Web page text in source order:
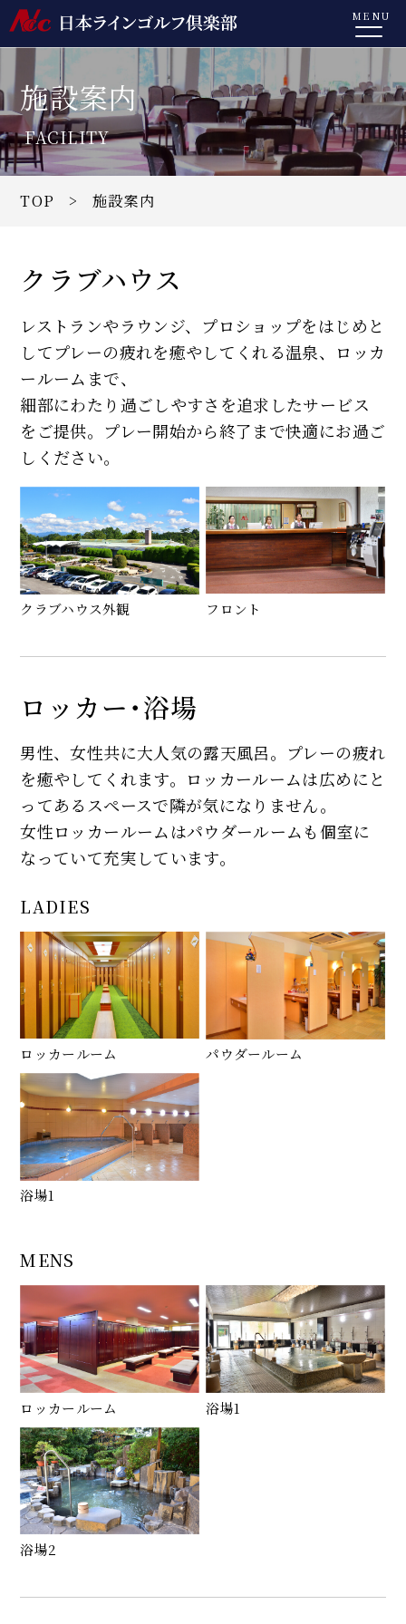
MENU
施設案内
FACILITY
TOP > 施設案内
クラブハウス
レストランやラウンジ、プロショップをはじめと
してプレーの疲れを癒やしてくれる温泉、ロッカ
ールームまで、
細部にわたり過ごしやすさを追求したサービス
をご提供。プレー開始から終了まで快適にお過ご
しください。
クラブハウス外観 フロント
ロッカー･浴場
男性、女性共に大人気の露天風呂。プレーの疲れ
を癒やしてくれます。ロッカールームは広めにと
ってあるスペースで隣が気になりません。
女性ロッカールームはパウダールームも個室に
なっていて充実しています。
LADIES
ロッカールーム パウダールーム
浴場1
MENS
ロッカールーム 浴場1
浴場2